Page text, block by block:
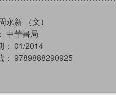
周永新 （文）
中華書局
01/2014
9789888290925